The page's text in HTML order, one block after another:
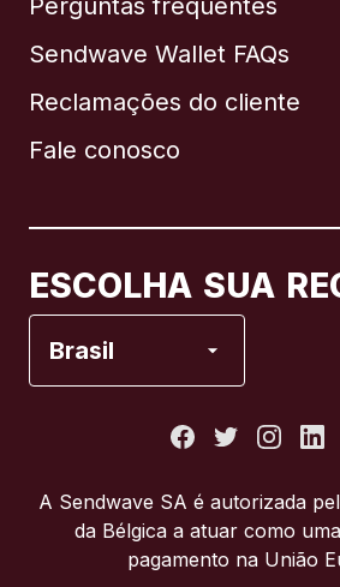
Perguntas frequentes
Sendwave Wallet FAQs
Reclamações do cliente
Fale conosco
ESCOLHA SUA
Brasil
Brasil
Itália
A Sendwave SA é autorizada
da Bélgica a atuar como
pagamento na União